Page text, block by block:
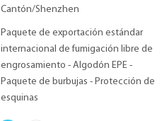
Cantón/Shenzhen
Paquete de exportación estándar
internacional de fumigación libre de
engrosamiento - Algodón EPE -
Paquete de burbujas - Protección de
esquinas